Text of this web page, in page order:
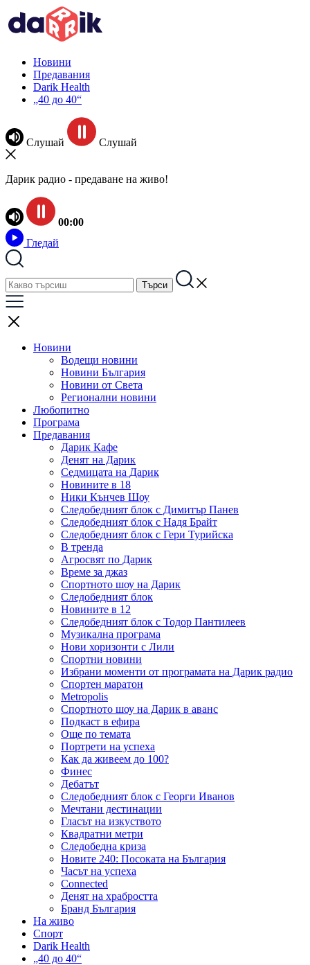
Новини
Предавания
Darik Health
„40 до 40“
Слушай Слушай
Дарик радио - предаване на живо!
00:00
Гледай
Новини
Водещи новини
Новини България
Новини от Света
Регионални новини
Любопитно
Програма
Предавания
Дарик Кафе
Денят на Дарик
Седмицата на Дарик
Новините в 18
Ники Кънчев Шоу
Следобедният блок с Димитър Панев
Следобедният блок с Надя Брайт
Следобедният блок с Гери Турийска
В тренда
Агросвят по Дарик
Време за джаз
Спортното шоу на Дарик
Следобедният блок
Новините в 12
Следобедният блок с Тодор Пантилеев
Музикална програма
Нови хоризонти с Лили
Спортни новини
Избрани моменти от програмата на Дарик радио
Спортен маратон
Metropolis
Спортното шоу на Дарик в аванс
Подкаст в ефира
Още по темата
Портрети на успеха
Как да живеем до 100?
Финес
Дебатът
Следобедният блок с Георги Иванов
Мечтани дестинации
Гласът на изкуството
Квадратни метри
Следобедна криза
Новите 240: Посоката на България
Часът на успеха
Connected
Денят на храбростта
Бранд България
На живо
Спорт
Darik Health
„40 до 40“